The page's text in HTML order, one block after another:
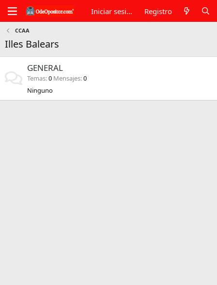
Iniciar sesión Registro
CCAA
Illes Balears
GENERAL
Temas 0 Mensajes 0
Ninguno